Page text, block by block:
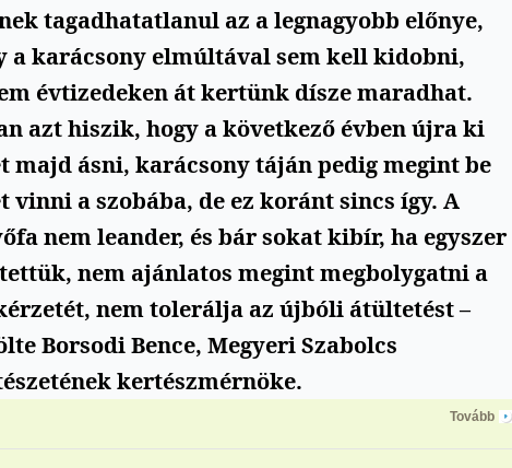
tagadhatatlanul az a legnagyobb előnye,
a karácsony elmúltával sem kell kidobni,
évtizedeken át kertünk dísze maradhat.
azt hiszik, hogy a következő évben újra ki
majd ásni, karácsony táján pedig megint be
vinni a szobába, de ez koránt sincs így. A
nem leander, és bár sokat kibír, ha egyszer
nem ajánlatos megint megbolygatni a
nem tolerálja az újbóli átültetést –
Borsodi Bence, Megyeri Szabolcs
kertészmérnöke.
Tovább